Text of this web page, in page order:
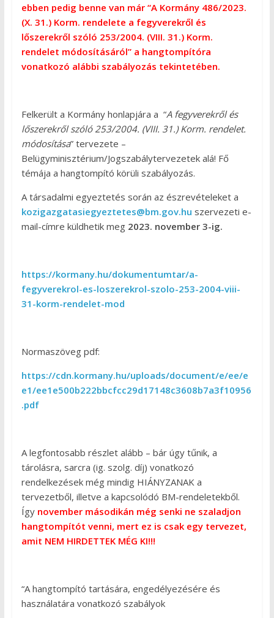
ebben pedig benne van már “A Kormány 486/2023.
(X. 31.) Korm. rendelete a fegyverekről és
lőszerekről szóló 253/2004. (VIII. 31.) Korm.
rendelet módosításáról” a hangtompítóra
vonatkozó alábbi szabályozás tekintetében.
Felkerült a Kormány honlapjára a “A fegyverekről és
lőszerekről szóló 253/2004. (VIII. 31.) Korm. rendelet.
módosítása” tervezete –
Belügyminisztérium/Jogszabálytervezetek alá! Fő
témája a hangtompító körüli szabályozás.
A társadalmi egyeztetés során az észrevételeket a
kozigazgatasiegyeztetes@bm.gov.hu szervezeti e-
mail-címre küldhetik meg 2023. november 3-ig.
https://kormany.hu/dokumentumtar/a-
fegyverekrol-es-loszerekrol-szolo-253-2004-viii-
31-korm-rendelet-mod
Normaszöveg pdf:
https://cdn.kormany.hu/uploads/document/e/ee/e
e1/ee1e500b222bbcfcc29d17148c3608b7a3f10956
.pdf
A legfontosabb részlet alább – bár úgy tűnik, a
tárolásra, sarcra (ig. szolg. díj) vonatkozó
rendelkezések még mindig HIÁNYZANAK a
tervezetből, illetve a kapcsolódó BM-rendeletekből.
Így november másodikán még senki ne szaladjon
hangtompítót venni, mert ez is csak egy tervezet,
amit NEM HIRDETTEK MÉG KI!!!
“A hangtompító tartására, engedélyezésére és
használatára vonatkozó szabályok